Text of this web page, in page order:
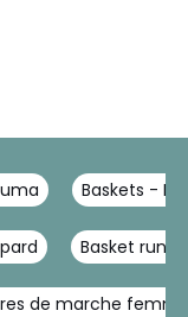
Baskets -
Basket
de marche